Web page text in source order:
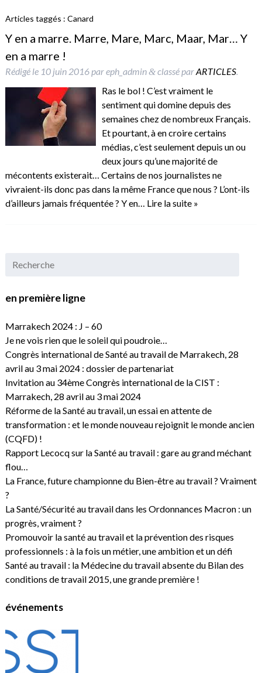
Articles taggés : Canard
Y en a marre. Marre, Mare, Marc, Maar, Mar… Y
en a marre !
Rédigé le 10 juin 2016pareph_admin &classé parARTICLES.
Ras le bol ! C’est vraiment le
sentiment qui domine depuis des
semaines chez de nombreux Français.
Et pourtant, à en croire certains
médias, c’est seulement depuis un ou
deux jours qu’une majorité de
mécontents existerait… Certains de nos journalistes ne
vivraient-ils donc pas dans la même France que nous ? L’ont-ils
d’ailleurs jamais fréquentée ? Y en… Lire la suite »
en première ligne
Marrakech 2024 : J – 60
Je ne vois rien que le soleil qui poudroie…
Congrès international de Santé au travail de Marrakech, 28
avril au 3 mai 2024 : dossier de partenariat
Invitation au 34ème Congrès international de la CIST :
Marrakech, 28 avril au 3 mai 2024
Réforme de la Santé au travail, un essai en attente de
transformation : et le monde nouveau rejoignit le monde ancien
(CQFD) !
Rapport Lecocq sur la Santé au travail : gare au grand méchant
flou…
La France, future championne du Bien-être au travail ? Vraiment
?
La Santé/Sécurité au travail dans les Ordonnances Macron : un
progrès, vraiment ?
Promouvoir la santé au travail et la prévention des risques
professionnels : à la fois un métier, une ambition et un défi
Santé au travail : la Médecine du travail absente du Bilan des
conditions de travail 2015, une grande première !
événements